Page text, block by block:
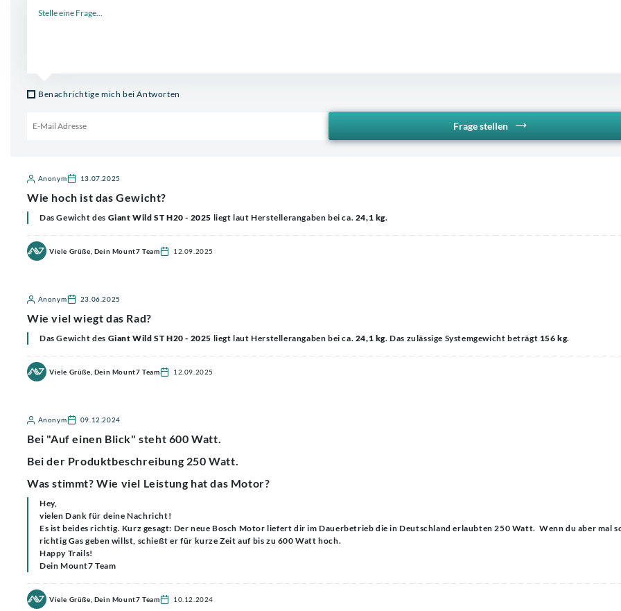
Benachrichtige mich bei Antworten
Frage stellen
Anonym 13.07.2025
Wie hoch ist das Gewicht?
Das Gewicht des Giant Wild ST H20 - 2025 liegt laut Herstellerangaben bei ca. 24,1 kg.
Viele Grüße, Dein Mount7 Team 12.09.2025
Anonym 23.06.2025
Wie viel wiegt das Rad?
Das Gewicht des Giant Wild ST H20 - 2025 liegt laut Herstellerangaben bei ca. 24,1 kg. Das zulässige Systemgewicht beträgt 156 kg.
Viele Grüße, Dein Mount7 Team 12.09.2025
Anonym 09.12.2024
Bei "Auf einen Blick" steht 600 Watt.
Bei der Produktbeschreibung 250 Watt.
Was stimmt? Wie viel Leistung hat das Motor?
Hey,
vielen Dank für deine Nachricht!
Es ist beides richtig. Kurz gesagt: Der neue Bosch Motor liefert dir im Dauerbetrieb die in Deutschland erlaubten 250 Watt. Wenn du aber mal
richtig Gas geben willst, schießt er für kurze Zeit auf bis zu 600 Watt hoch.
Happy Trails!
Dein Mount7 Team
Viele Grüße, Dein Mount7 Team 10.12.2024